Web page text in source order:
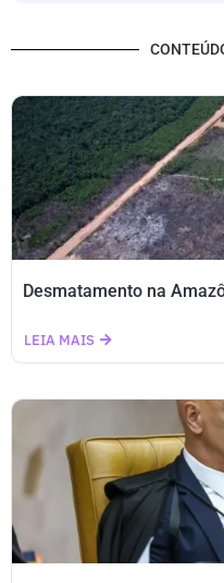
Desmatamento na
LEIA MAIS